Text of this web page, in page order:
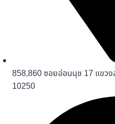
858,860 ซอยอ่อนนุช 17 แขว
10250